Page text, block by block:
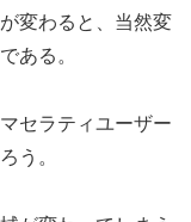
変わると、当然変
ある。
セラティユーザー
う。